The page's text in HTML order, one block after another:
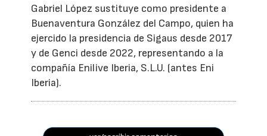
Gabriel López sustituye como presidente a
Buenaventura González del Campo, quien ha
ejercido la presidencia de Sigaus desde 2017
y de Genci desde 2022, representando a la
compañía Enilive Iberia, S.L.U. (antes Eni
Iberia).